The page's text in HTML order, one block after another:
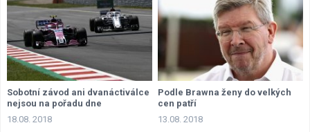
Sobotní závod ani dvanáctiválce
nejsou na pořadu dne
18.08. 2018
Podle Brawna ženy do velkých
cen patří
13.08. 2018